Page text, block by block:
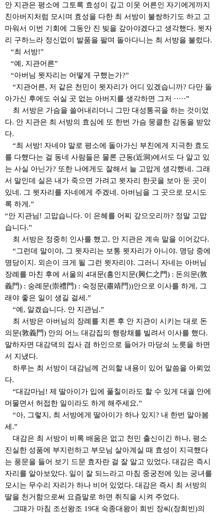
안 지관은 평소에 그토록 효성이 깊고 이웃 어른인 자기에게까지
친아버지처럼 모시며 효성을 다한 최 서방이 불쌍하기도 하고 고
마워서 이번 기회에 그동안 진 빚을 갚아야겠다고 생각했다. 묏자
리 구하느라 정신없이 발품을 팔며 돌아다니는 최 서방을 불렀다.
“최 서방!”
“예 , 지관어른”
“아버님 묏자리는 어떻게 구했는가?”
“지관어른, 저 같은 천민이 묏자리가 어디 있겠습니까? 다만 돌
아가신 후에도 쉬실 곳 없는 아버지를 생각하면 그저 ·····”
최 서방은 가슴을 쓸어내리더니 그만 대성통곡을 하는 것이었
다. 안 지관은 최 서방의 효심에 또 한번 가슴 뭉클한 감동을 받았
다.
“최 서방! 자네야 말로 평소에 돌아가신 부친에게 지극한 효도
를 다했다는 걸 동네 사람들은 물론 근동(近洞)에서도 다 알고 있
는 사실 아닌가? 또한 나에게도 잘해서 늘 고맙게 생각했네 . 그래
서 말인데 실은 내가 죽으면 가려고 묏자리 한곳을 보아 둔 곳이
있네 . 그 묏자리를 자네에게 주겠네 . 아버님을 그 곳으로 모시도
록 하게 .”
“안 지관님! 고맙습니다. 이 은혜를 어찌 갚으오리까? 정말 고맙
습니다.”
최 서방은 정중히 인사를 했고, 안 지관은 계속 말을 이어갔다.
“그런데 말이야, 그 묏자리는 보통 묏자리가 아니야. 명당 중에
명당이지 . 외손이 크게 될 그런 묏자리야. 그러니 자네는 아버님
장례를 마친 후에 서울의 4대문(흥인지문(興仁之門) : 돈의문(敦
義門) : 숭례문(崇禮門) : 숙정문(肅靖門))안으로 이사를 하게 , 그
래야 좋은 일이 생길 걸세 .”
“예 , 알겠습니다. 안 지관님.”
최 서방은 아버님의 장례를 치른 후 안 지관이 시키는 대로 돈
의문(敦義門) 안의 어느 대감집의 행랑채를 빌려서 이사를 했다.
말하자면 대감댁의 집사 겸 하인으로 들어가 마당쇠 노릇을 하면
서 지냈다.
하루는 최 서방이 대감님께 건의할 내용이 있어 말씀을 아뢰었
다.
“대감마님! 제 딸아이가 입에 풀칠이라도 할 수 있게 대궐 안에
머물면서 허접한 일이라도 하게 해주세요.”
“아, 그렇지 , 최 서방에게 딸아이가 하나 있지 ? 내 한번 알아봄
세 .”
대감은 최 서방이 비록 배움은 없고 천민 출신이긴 하나, 평소
진실한 성품에 부지런하고 부모님 살아계실 때 효성이 지극했다
는 풍문을 들어 보기 드문 효자란 걸 잘 알고 있었다. 대감은 즉시
자리를 알아보았다. 일이 잘 되느라고 마침 중궁전에 있는 궁녀를
모시는 무수리 자리가 하나 비어 있었다. 대감은 즉시 최 서방의
딸을 천거함으로써 요즘말로 하면 취직을 시켜 주었다.
그때가 마침 조선왕조 19대 숙종대왕이 희빈 장씨 (장희빈 )의